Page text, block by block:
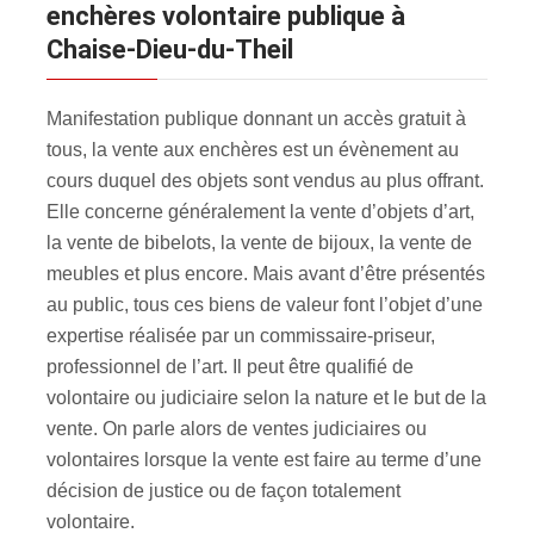
enchères volontaire publique à
Chaise-Dieu-du-Theil
Manifestation publique donnant un accès gratuit à
tous, la vente aux enchères est un évènement au
cours duquel des objets sont vendus au plus offrant.
Elle concerne généralement la vente d’objets d’art,
la vente de bibelots, la vente de bijoux, la vente de
meubles et plus encore. Mais avant d’être présentés
au public, tous ces biens de valeur font l’objet d’une
expertise réalisée par un commissaire-priseur,
professionnel de l’art. Il peut être qualifié de
volontaire ou judiciaire selon la nature et le but de la
vente. On parle alors de ventes judiciaires ou
volontaires lorsque la vente est faire au terme d’une
décision de justice ou de façon totalement
volontaire.